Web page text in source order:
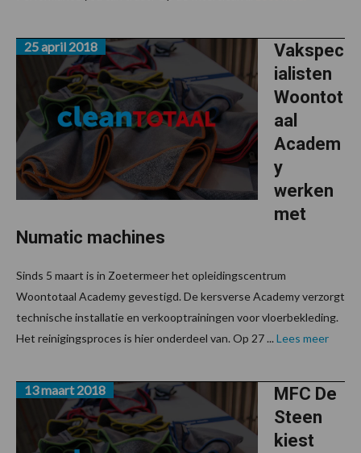
Vakspec
ialisten
Woontot
aal
Academ
y
werken
met
Numatic machines
25 april 2018
Sinds 5 maart is in Zoetermeer het opleidingscentrum
Woontotaal Academy gevestigd. De kersverse Academy verzorgt
technische installatie en verkooptrainingen voor vloerbekleding.
Het reinigingsproces is hier onderdeel van. Op 27 ...Lees meer
MFC De
Steen
kiest
13 maart 2018